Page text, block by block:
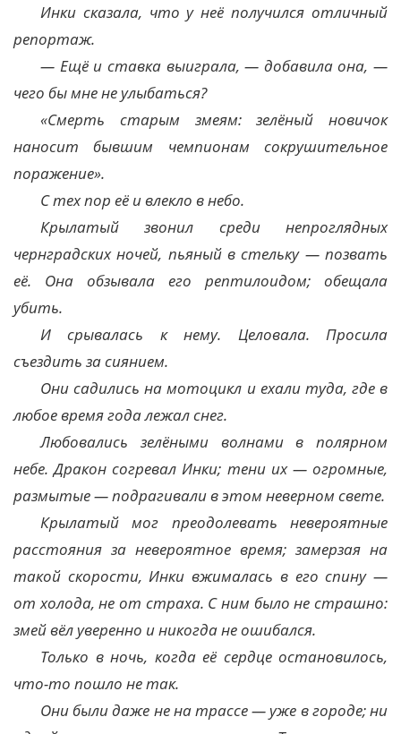
Инки сказала, что у неё получился отличный
репортаж.
— Ещё и ставка выиграла, — добавила она, —
чего бы мне не улыбаться?
«Смерть старым змеям: зелёный новичок
наносит бывшим чемпионам сокрушительное
поражение».
С тех пор её и влекло в небо.
Крылатый звонил среди непроглядных
чернградских ночей, пьяный в стельку — позвать
её. Она обзывала его рептилоидом; обещала
убить.
И срывалась к нему. Целовала. Просила
съездить за сиянием.
Они садились на мотоцикл и ехали туда, где в
любое время года лежал снег.
Любовались зелёными волнами в полярном
небе. Дракон согревал Инки; тени их — огромные,
размытые — подрагивали в этом неверном свете.
Крылатый мог преодолевать невероятные
расстояния за невероятное время; замерзая на
такой скорости, Инки вжималась в его спину —
от холода, не от страха. С ним было не страшно:
змей вёл уверенно и никогда не ошибался.
Только в ночь, когда её сердце остановилось,
что-то пошло не так.
Они были даже не на трассе — уже в городе; ни